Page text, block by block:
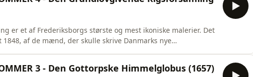
s
er et af Frederiksborgs største og mest ikoniske malerier. Det
af de mænd, der skulle skrive Danmarks nye
3 - Den Gottorpske Himmelglobus (1657)